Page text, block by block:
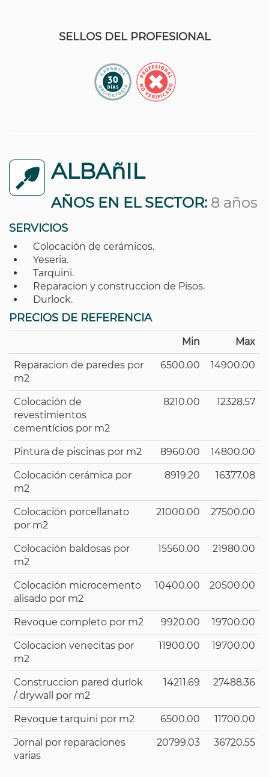
SELLOS DEL PROFESIONAL
ALBAñIL
AÑOS EN EL SECTOR: 8 años
SERVICIOS
Colocación de cerámicos.
Yeseria.
Tarquini.
Reparacion y construccion de Pisos.
Durlock.
PRECIOS DE REFERENCIA
Min Max
Reparacion de paredes por
m2
6500.00 14900.00
Colocación de
revestimientos
cementícios por m2
8210.00 12328.57
Pintura de piscinas por m2 8960.00 14800.00
Colocación cerámica por
m2
8919.20 16377.08
Colocación porcellanato
por m2
21000.00 27500.00
Colocación baldosas por
m2
15560.00 21980.00
Colocación microcemento
alisado por m2
10400.00 20500.00
Revoque completo por m2 9920.00 19700.00
Colocacion venecitas por
m2
11900.00 19700.00
Construccion pared durlok
/ drywall por m2
14211.69 27488.36
Revoque tarquini por m2 6500.00 11700.00
Jornal por reparaciones
varias
20799.03 36720.55